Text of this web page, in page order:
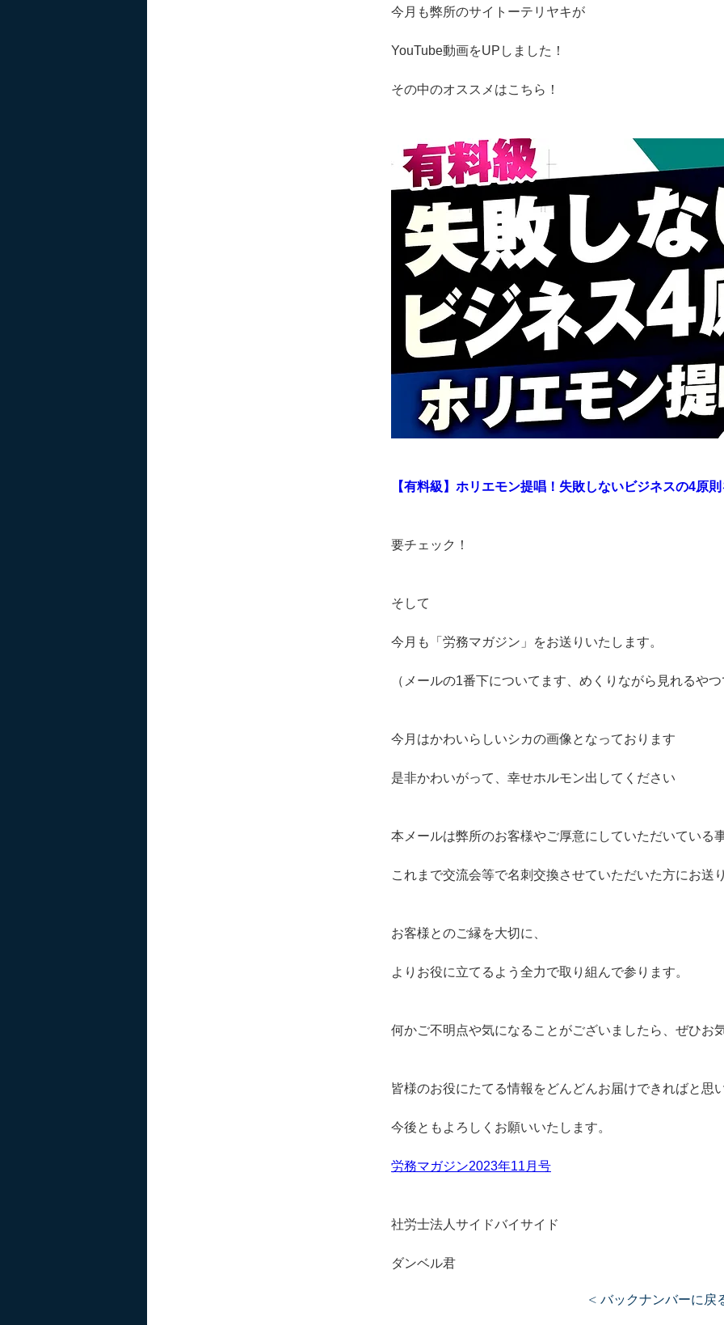
今月も弊所のサイトーテリヤキが
YouTube動画をUPしました！
その中のオススメはこちら！
【有料級】ホリエモン提唱！失敗しないビジネスの4原
要チェック！
そして
今月も「労務マガジン」をお送りいたします。
（メールの1番下についてます、めくりながら見れるや
今月はかわいらしいシカの画像となっております
是非かわいがって、幸せホルモン出してください
本メールは弊所のお客様やご厚意にしていただいている
これまで交流会等で名刺交換させていただいた方にお送
お客様とのご縁を大切に、
よりお役に立てるよう全力で取り組んで参ります。
何かご不明点や気になることがございましたら、ぜひお
皆様のお役にたてる情報をどんどんお届けできればと思
今後ともよろしくお願いいたします。
労務マガジン2023年11月号
社労士法人サイドバイサイド
ダンベル君
< バックナンバーに戻